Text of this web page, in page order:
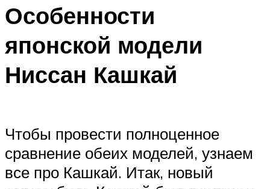
Особенности
японской модели
Ниссан Кашкай
Чтобы провести полноценное
сравнение обеих моделей, узнаем
все про Кашкай. Итак, новый